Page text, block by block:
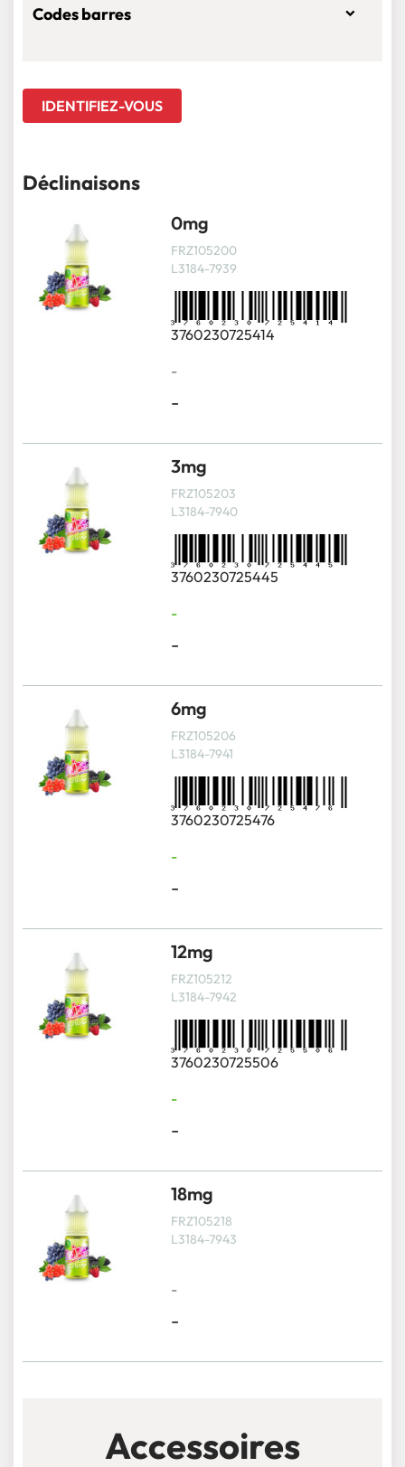
Codes barres
IDENTIFIEZ-VOUS
Déclinaisons
0mg
FRZ105200
L3184-7939
3760230725414
-
-
3mg
FRZ105203
L3184-7940
3760230725445
-
-
6mg
FRZ105206
L3184-7941
3760230725476
-
-
12mg
FRZ105212
L3184-7942
3760230725506
-
-
18mg
FRZ105218
L3184-7943
-
-
Accessoires